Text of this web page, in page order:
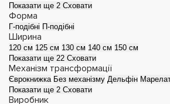
Показати ще 2 Сховати
Форма
Г-подібні П-подібні
Ширина
120 см 125 см 130 см 140 см 150 см
Показати ще 22 Сховати
Механізм трансформації
Єврокнижка Без механізму Дельфін
Показати ще 2 Сховати
Виробник